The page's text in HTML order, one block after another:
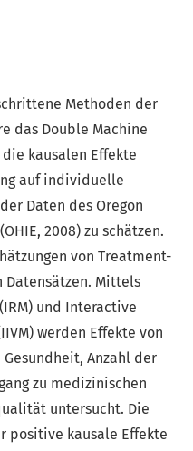
Methoden der
das Double Machine
die kausalen Effekte
auf individuelle
Daten des Oregon
2008) zu schätzen.
von Treatment-
Mittels
und Interactive
werden Effekte von
Anzahl der
zu medizinischen
untersucht. Die
positive kausale Effekte